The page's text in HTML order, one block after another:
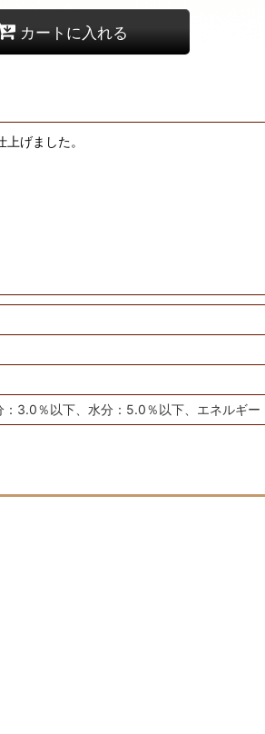
カートに入れる
げました。
：3.0％以下、水分：5.0％以下、エネルギ